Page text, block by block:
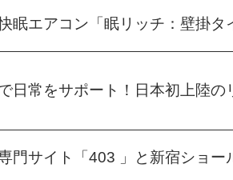
眠エアコン「眠リッチ：壁掛タ
日常をサポート！日本初上陸の
門サイト「403 」と新宿ショー